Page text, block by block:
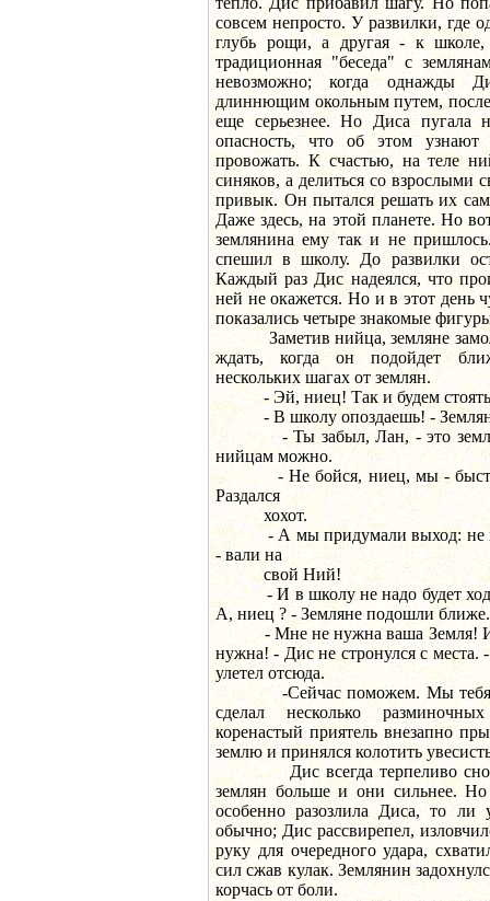
совсем непросто. У развилки, где
глубь рощи, а другая - к школе,
традиционная "беседа" с
невозможно; когда однажды
длиннющим окольным путем,
еще серьезнее. Но Диса пугала
опасность, что об этом
провожать. К счастью, на теле
синяков, а делиться со
привык. Он пытался решать их
Даже здесь, на этой планете. Но
землянина ему так и не
спешил в школу. До развилки
Каждый раз Дис надеялся, что
ней не окажется. Но и в этот день
показались четыре знакомые
Заметив нийца, земляне
ждать, когда он подойдет
нескольких шагах от землян.
- Эй, ниец! Так и будем
- В школу опоздаешь! - Земляне
- Ты забыл, Лан, - это
нийцам можно.
- Не бойся, ниец, мы -
Раздался
хохот.
- А мы придумали выход: не
- вали на
свой Ний!
- И в школу не надо будет
А, ниец ? - Земляне подошли ближе.
- Мне не нужна ваша Земля! И
нужна! - Дис не стронулся с места.
улетел отсюда.
-Сейчас поможем. Мы тебя в
сделал несколько
коренастый приятель внезапно
землю и принялся колотить
Дис всегда терпеливо
землян больше и они сильнее.
особенно разозлила Диса, то ли
обычно; Дис рассвирепел,
руку для очередного удара,
сил сжав кулак. Землянин
корчась от боли.